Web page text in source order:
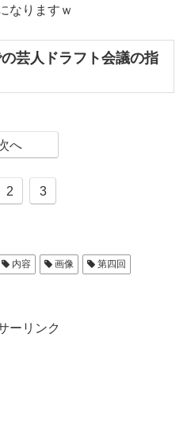
なりますｗ
芸人ドラフト会議の指
へ
2 3
内容 画像
第四回
ーリンク